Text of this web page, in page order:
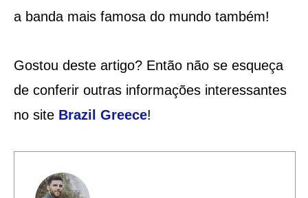
a banda mais famosa do mundo também!
Gostou deste artigo? Então não se esqueça
de conferir outras informações interessantes
no site Brazil Greece!